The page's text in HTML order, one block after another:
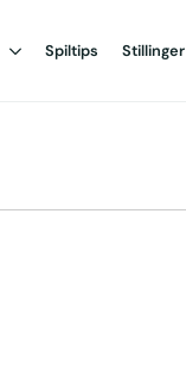
Spiltips Stillinger